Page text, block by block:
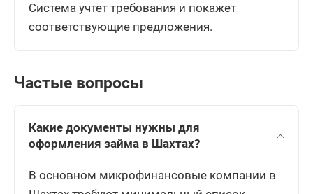
Система учтет требования и покажет
соответствующие предложения.
Частые вопросы
Какие документы нужны для
оформления займа в Шахтах?
В основном микрофинансовые компании в